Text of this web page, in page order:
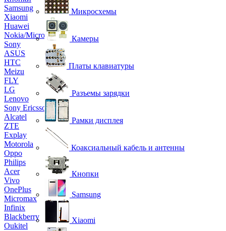
Samsung
Xiaomi
Huawei
Nokia/Microsoft
Sony
ASUS
HTC
Meizu
FLY
LG
Lenovo
Sony Ericsson
Alcatel
ZTE
Explay
Motorola
Oppo
Philips
Acer
Vivo
OnePlus
Micromax
Infinix
Blackberry
Oukitel
Микросхемы
Камеры
Платы клавиатуры
Разъемы зарядки
Рамки дисплея
Коаксиальный кабель и антенны
Кнопки
Samsung
Xiaomi